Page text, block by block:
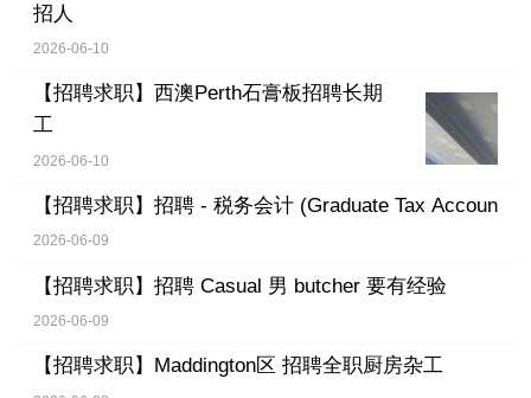
招人
2026-06-10
【招聘求职】 西澳Perth石膏板招聘长期
工
2026-06-10
【招聘求职】 招聘 - 税务会计 (Graduate Tax Accoun
2026-06-09
【招聘求职】 招聘 Casual 男 butcher 要有经验
2026-06-09
【招聘求职】 Maddington区 招聘全职厨房杂工